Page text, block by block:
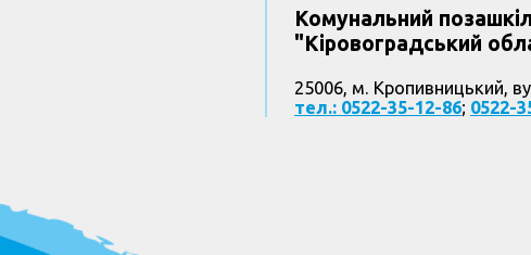
Комунальний
"Кіровоградський
25006, м. Кропивницький,
тел.: 0522-35-12-86; 0522-